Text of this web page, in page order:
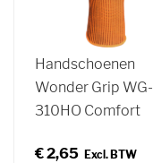
Handschoenen
Wonder Grip WG-
310HO Comfort
€ 2,65